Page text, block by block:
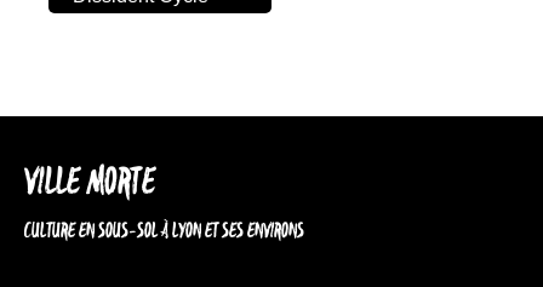
VILLE MORTE
CULTURE EN SOUS-SOL À LYON ET SES ENVIRONS